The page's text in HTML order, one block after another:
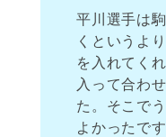
平川選手は
くというよ
を入れてく
入って合わ
た。そこで
よかったです